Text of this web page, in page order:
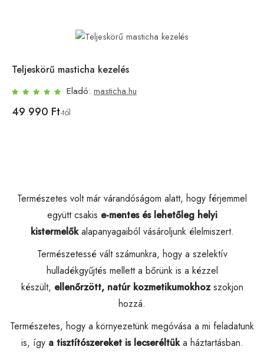
Teljeskörű masticha kezelés
Eladó: masticha.hu
49 990 Ft-tól
Természetes volt már várandóságom alatt, hogy férjemmel
együtt csakis e-mentes és lehetőleg helyi
kistermelőkalapanyagaiból vásároljunk élelmiszert.
Természetessé vált számunkra, hogy a szelektív
hulladékgyűjtés mellett a bőrünk is a kézzel
készült, ellenőrzött, natúr kozmetikumokhozszokjon
hozzá.
Természetes, hogy a környezetünk megóvása a mi feladatunk
is, így a tisztítószereket is lecseréltüka háztartásban.